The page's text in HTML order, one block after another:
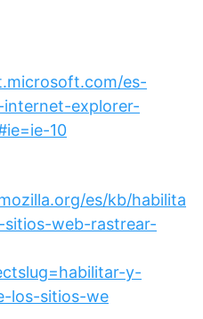
es-
internet-explorer-
10
es/kb/habilita
web-rastrear-
y-
los-sitios-we